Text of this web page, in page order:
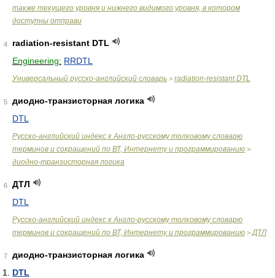
также текущего уровня и нижнего видимого уровня, в котором
доступны отправи
4
radiation-resistant DTL
Engineering: RRDTL
Универсальный русско-английский словарь > radiation-resistant DTL
5
диодно-транзисторная логика
DTL
Русско-английский индекс к Англо-русскому толковому словарю
терминов и сокращений по ВТ, Интернету и программированию >
диодно-транзисторная логика
6
ДТЛ
DTL
Русско-английский индекс к Англо-русскому толковому словарю
терминов и сокращений по ВТ, Интернету и программированию > ДТЛ
7
диодно-транзисторная логика
DTL